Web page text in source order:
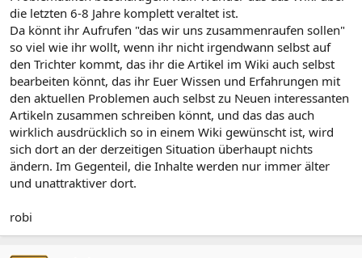
die letzten 6-8 Jahre komplett veraltet ist.
Da könnt ihr Aufrufen "das wir uns zusammenraufen sollen"
so viel wie ihr wollt, wenn ihr nicht irgendwann selbst auf
den Trichter kommt, das ihr die Artikel im Wiki auch selbst
bearbeiten könnt, das ihr Euer Wissen und Erfahrungen mit
den aktuellen Problemen auch selbst zu Neuen interessanten
Artikeln zusammen schreiben könnt, und das das auch
wirklich ausdrücklich so in einem Wiki gewünscht ist, wird
sich dort an der derzeitigen Situation überhaupt nichts
ändern. Im Gegenteil, die Inhalte werden nur immer älter
und unattraktiver dort.
robi